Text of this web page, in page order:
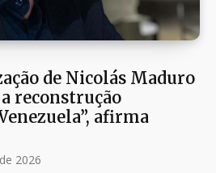
de Nicolás Maduro
reconstrução
afirma
2026